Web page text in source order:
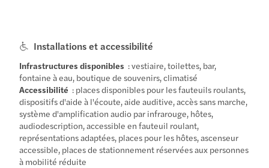
Installations et accessibilité
Infrastructures disponibles : vestiaire, toilettes, bar,
fontaine à eau, boutique de souvenirs, climatisé
Accessibilité : places disponibles pour les fauteuils roulants,
dispositifs d'aide à l'écoute, aide auditive, accès sans marche,
système d'amplification audio par infrarouge, hôtes,
audiodescription, accessible en fauteuil roulant,
représentations adaptées, places pour les hôtes, ascenseur
accessible, places de stationnement réservées aux personnes
à mobilité réduite